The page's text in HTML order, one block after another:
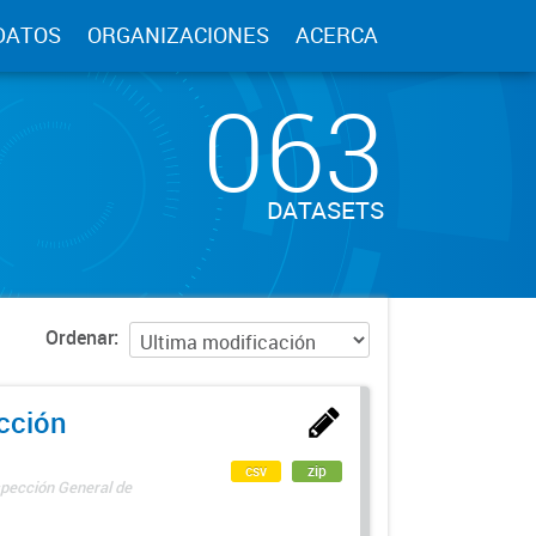
ORGANIZACIONES ACERCA
063
DATASETS
Ordenar
General de
csv zip